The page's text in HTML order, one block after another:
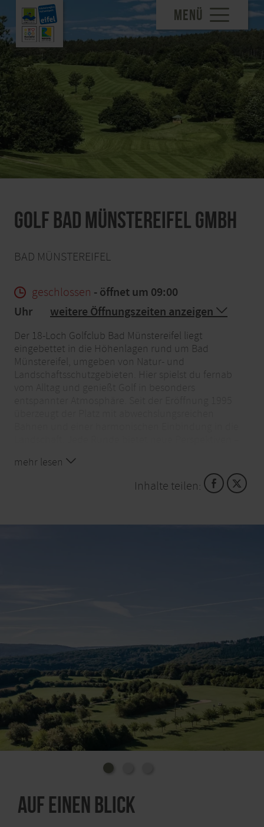
MENÜ
Golf Bad Münstereifel GmbH
BAD MÜNSTEREIFEL
geschlossen - öffnet um 09:00
Uhr
weitere Öffnungszeiten anzeigen
Der 18-Loch Golfclub Bad Münstereifel liegt
eingebettet in die Höhenlagen rund um Bad
Münstereifel, umgeben von Natur- und
Landschaftsschutzgebieten. Hier spielst du fernab
Die ruhige Lage ohne Verkehrslärm macht das Spiel
zu einem intensiven Naturerlebnis.
Übungsanlagen zur Verfügung, die ideal zum
mehr lesen
Inhalte teilen:
Auf einen Blick